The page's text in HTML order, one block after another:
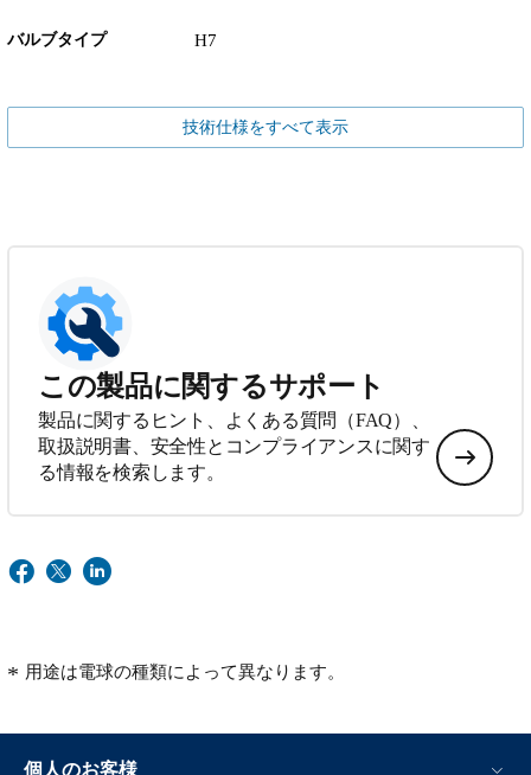
バルブタイプ H7
技術仕様をすべて表示
この製品に関するサポート
製品に関するヒント、よくある質問（FAQ）、
取扱説明書、安全性とコンプライアンスに関す
る情報を検索します。
用途は電球の種類によって異なります。
個人のお客様